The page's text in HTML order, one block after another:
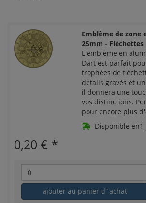
Emblème de zone
25mm - Fléchettes
L'emblème en
Dart est parfait
trophées de
détails gravés et
il donnera une
vos distinctions.
pour encore plus
Disponible en1
0,20 € *
ajouter au panier d´achat